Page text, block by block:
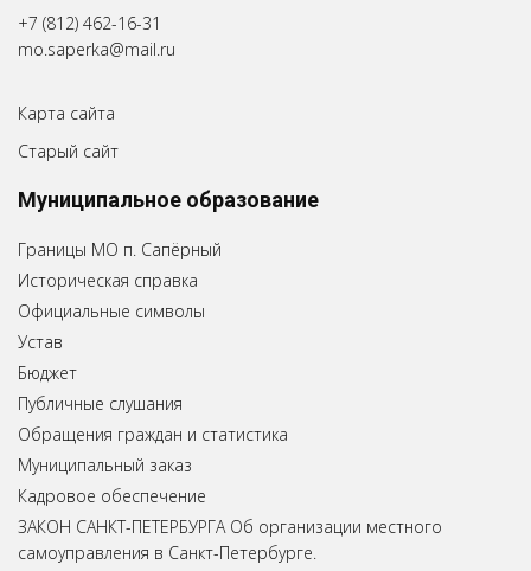
+7 (812) 462-16-31
mo.saperka@mail.ru
Карта сайта
Старый сайт
Муниципальное образование
Границы МО п. Сапёрный
Историческая справка
Официальные символы
Устав
Бюджет
Публичные слушания
Обращения граждан и статистика
Муниципальный заказ
Кадровое обеспечение
ЗАКОН САНКТ-ПЕТЕРБУРГА Об организации местного
самоуправления в Санкт-Петербурге.